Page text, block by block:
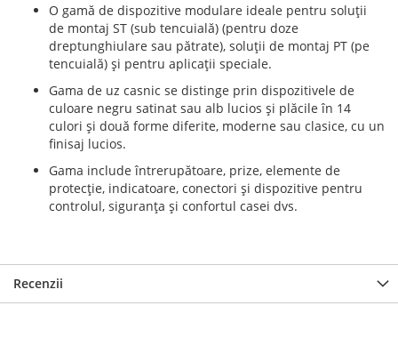
O gamă de dispozitive modulare ideale pentru soluţii
de montaj ST (sub tencuială) (pentru doze
dreptunghiulare sau pătrate), soluţii de montaj PT (pe
tencuială) şi pentru aplicaţii speciale.
Gama de uz casnic se distinge prin dispozitivele de
culoare negru satinat sau alb lucios şi plăcile în 14
culori şi două forme diferite, moderne sau clasice, cu un
finisaj lucios.
Gama include întrerupătoare, prize, elemente de
protecţie, indicatoare, conectori şi dispozitive pentru
controlul, siguranţa şi confortul casei dvs.
Recenzii